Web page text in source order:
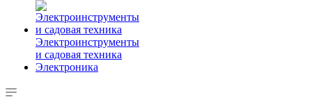
Электроинструменты
и садовая техника
Электроника